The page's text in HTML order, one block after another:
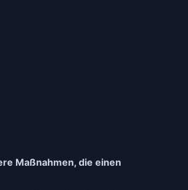
Maßnahmen, die einen